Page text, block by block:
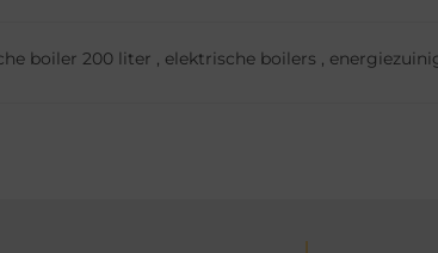
boiler 200 liter , elektrische boilers ,